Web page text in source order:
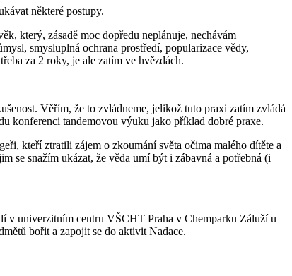
některé postupy.
který, zásadě moc dopředu neplánuje, nechávám
smysluplná ochrana prostředí, popularizace vědy,
za 2 roky, je ale zatím ve hvězdách.
Věřím, že to zvládneme, jelikož tuto praxi zatím zvládá
konferenci tandemovou výuku jako příklad dobré praxe.
kteří ztratili zájem o zkoumání světa očima malého dítěte a
se snažím ukázat, že věda umí být i zábavná a potřebná (i
v univerzitním centru VŠCHT Praha v Chemparku Záluží u
bořit a zapojit se do aktivit Nadace.